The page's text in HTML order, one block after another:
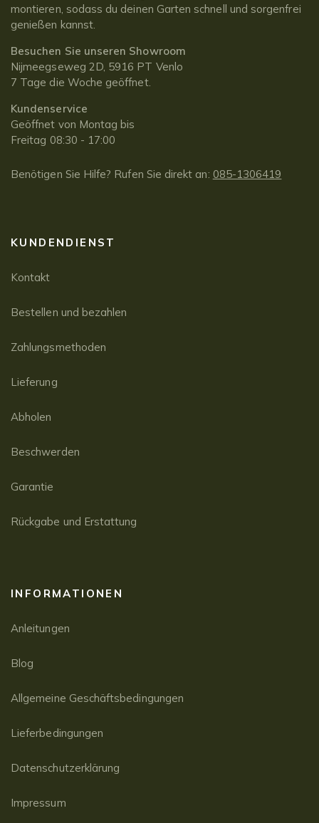
montieren, sodass du deinen Garten schnell und sorgenfrei
genießen kannst.
Besuchen Sie unseren Showroom
Nijmeegseweg 2D, 5916 PT Venlo
7 Tage die Woche geöffnet.
Kundenservice
Geöffnet von Montag bis
Freitag 08:30 - 17:00
Benötigen Sie Hilfe? Rufen Sie direkt an: 085-1306419
KUNDENDIENST
Kontakt
Bestellen und bezahlen
Zahlungsmethoden
Lieferung
Abholen
Beschwerden
Garantie
Rückgabe und Erstattung
INFORMATIONEN
Anleitungen
Blog
Allgemeine Geschäftsbedingungen
Lieferbedingungen
Datenschutzerklärung
Impressum